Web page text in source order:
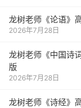
龙树老师《论语》
2026年7月28日
龙树老师《中国诗
版
2026年7月28日
龙树老师《诗经》